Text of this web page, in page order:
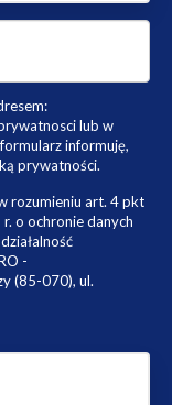
lub w
informuję,
prywatności.
rozumieniu art. 4 pkt
o ochronie danych
-
(85-070), ul.